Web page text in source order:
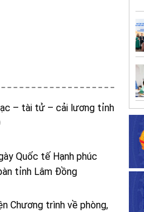
– tài tử – cải lương tỉnh
Quốc tế Hạnh phúc
tỉnh Lâm Đồng
Chương trình về phòng,